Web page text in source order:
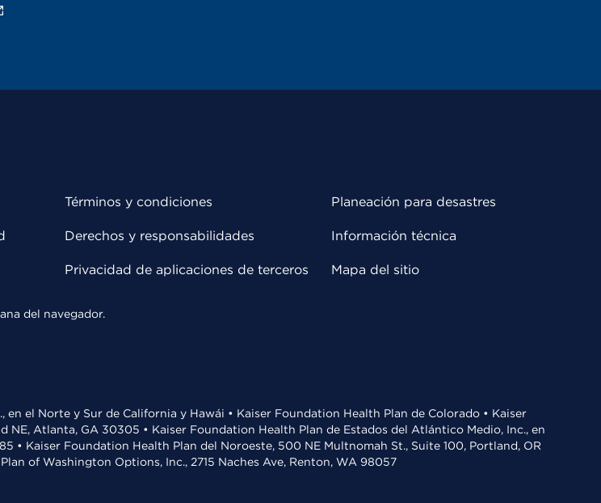
Términos y condiciones
Derechos y responsabilidades
Privacidad de aplicaciones de terceros
Planeación para desastres
Información técnica
Mapa del sitio
del navegador.
el Norte y Sur de California y Hawái • Kaiser Foundation Health Plan de Colorado • Kaiser
Atlanta, GA 30305 • Kaiser Foundation Health Plan de Estados del Atlántico Medio, Inc., en
• Kaiser Foundation Health Plan del Noroeste, 500 NE Multnomah St., Suite 100, Portland, OR
of Washington Options, Inc., 2715 Naches Ave, Renton, WA 98057